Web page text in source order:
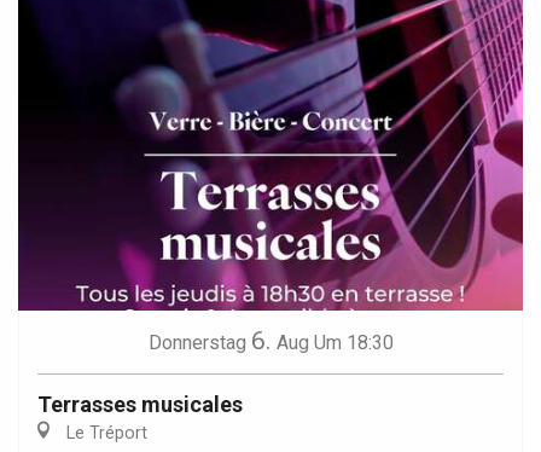
Donnerstag 6. Aug Um 18:30
Terrasses musicales
Le Tréport